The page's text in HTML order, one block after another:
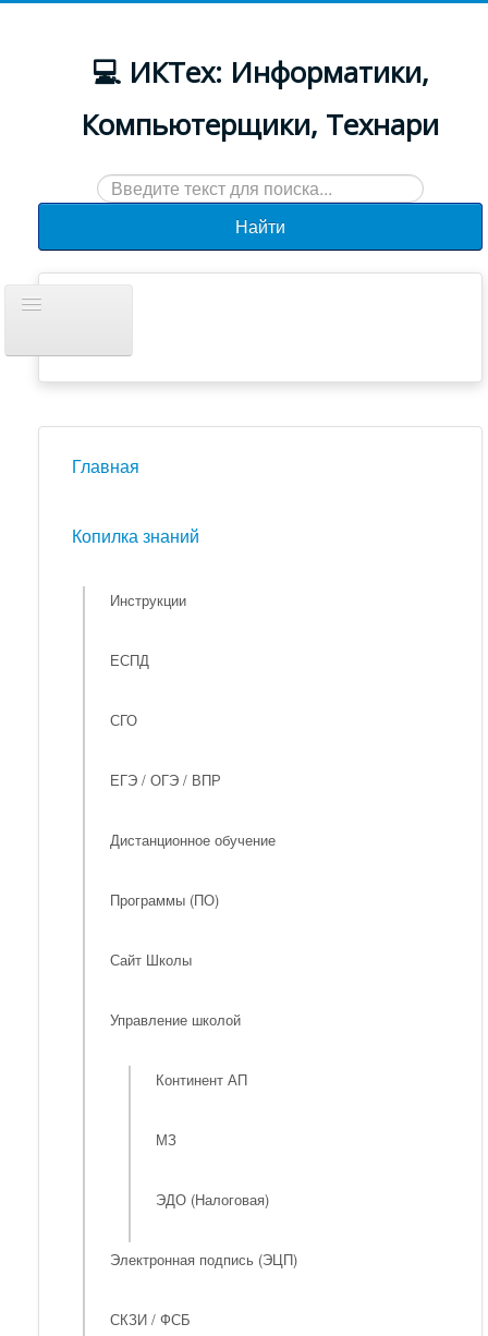
💻 ИКТех: Информатики,
Компьютерщики, Технари
Искать...
Найти
навигацию
Новости
Главная
Копилка знаний
Инструкции
ЕСПД
СГО
ЕГЭ / ОГЭ / ВПР
Дистанционное обучение
Программы (ПО)
Сайт Школы
Управление школой
Континент АП
МЗ
ЭДО (Налоговая)
Электронная подпись (ЭЦП)
СКЗИ / ФСБ